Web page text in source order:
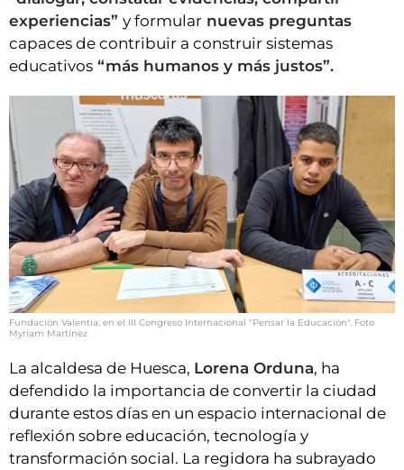
experiencias” y formular nuevas preguntas
capaces de contribuir a construir sistemas
educativos “más humanos y más justos”.
Fundación Valentia, en el III Congreso Internacional "Pensar la Educación". Foto
Myriam Martínez
La alcaldesa de Huesca, Lorena Orduna, ha
defendido la importancia de convertir la ciudad
durante estos días en un espacio internacional de
reflexión sobre educación, tecnología y
transformación social. La regidora ha subrayado